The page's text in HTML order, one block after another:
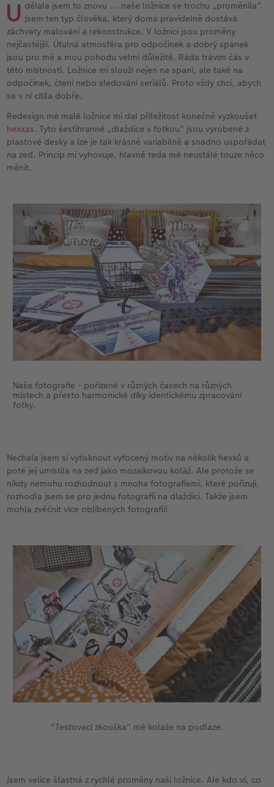
Panoramatické stránky
Ukázky fotoknih
Povrchová úprava
Garance spokojenosti
CEWE myPhotos
Art Collection
Filmový pás
CEWE přání na počkání
Fotosety ihned
Vícedílné fotografie ihned
Velké formáty ihned
Koláž ihned
CEWE foto ihned
Little Prints
Fotobox
Art Prints
Rámy
Samolepky z fotky
Novinky
Akrylové sklo
Hliníková deska
Foto na dřevě
Gallery Print
Svatební cedule
Vícedílné obrazy
CEWE myPhotos
Novinky
Fotokoláž k výročí
Plakát s vyříznutou fotografií
Hry
Domácí mazlíčci
Škola a kancelář
Art Prints
Dárková krabička
CEWE FOTOKNIHA dětská
Novinky
Novinky
Cardholder
CEWE myPhotos
Novinky
Karty
Pohlednice
Dětská přání
Další události
CEWE myPhotos
Inspirace pro váš domov
DIY
Fototipy
Designové fotoobrazy
Kronika roku
Fotografické soutěže
U dělala jsem to znovu ... naše ložnice se trochu „proměnila“.
Jsem ten typ člověka, který doma pravidelně dostává
záchvaty malování a rekonstrukce. V ložnici jsou proměny
nejčastější. Útulná atmosféra pro odpočinek a dobrý spánek
jsou pro mě a mou pohodu velmi důležité. Ráda trávím čás v
této místnosti. Ložnice mi slouží nejen na spaní, ale také na
odpočinek, čtení nebo sledování seriálů. Proto vždy chci, abych
se v ní cítíla dobře.
Redesign mé malé ložnice mi dal příležitost konečně vyzkoušet
hexxas. Tyto šestihranné „dlaždice s fotkou“ jsou vyrobené z
plastové desky a lze je tak krásně variabilně a snadno uspořádat
na zeď. Princip mi vyhovuje, hlavně teda mé neustálé touze něco
měnit.
Naše fotografie - pořízené v různých časech na různých
místech a přesto harmonické díky identickému zpracování
fotky.
Nechala jsem si vytisknout vyfocený motiv na několik hexxů a
poté jej umístila na zeď jako mozaikovou koláž. Ale protože se
nikdy nemohu rozhodnout s mnoha fotografiemi, které pořizuji,
rozhodla jsem se pro jednu fotografii na dlaždici. Takže jsem
mohla zvěčnit více oblíbených fotografií!
"Testovací zkouška" mé koláže na podlaze.
Jsem velice šťastná z rychlé proměny naší ložnice. Ale kdo ví, co